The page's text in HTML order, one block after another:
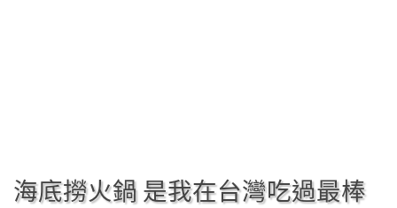
海底撈火鍋 是我在台灣吃過最棒